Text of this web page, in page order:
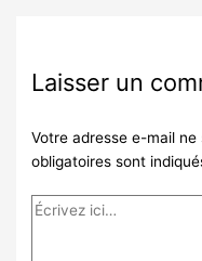
Laisser un
Votre adresse e-mail ne
obligatoires sont
Écrivez